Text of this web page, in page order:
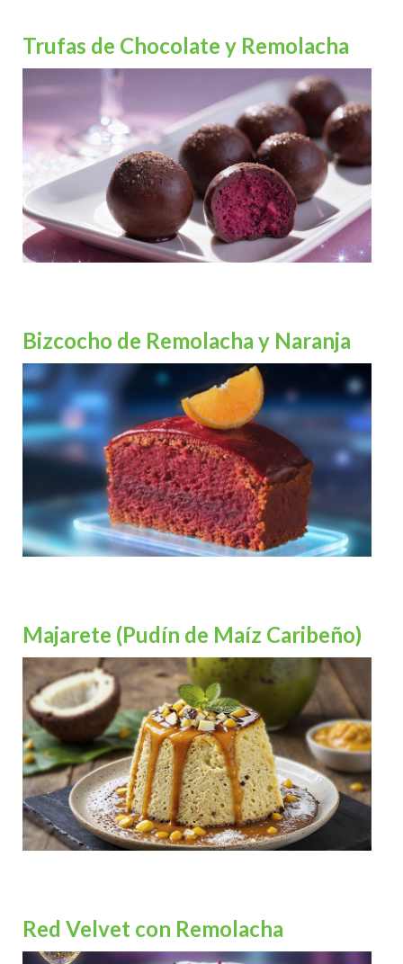
Trufas de Chocolate y Remolacha
Bizcocho de Remolacha y Naranja
Majarete (Pudín de Maíz Caribeño)
Red Velvet con Remolacha